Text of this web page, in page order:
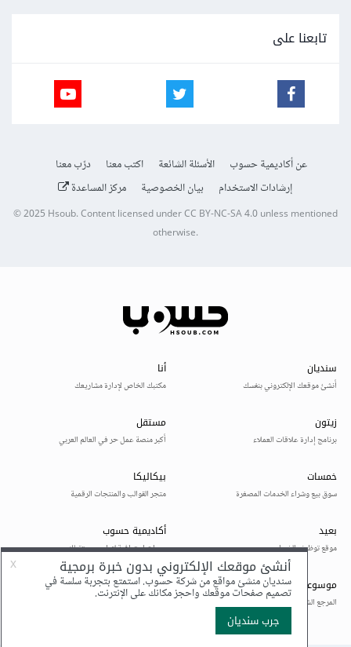
تابعنا على
عن أكاديمية حسوب الأسئلة الشائعة اكتب معنا
درّب معنا
إرشادات الاستخدام
بيان الخصوصية مركز المساعدة
© 2025Hsoub.Content licensed underCC BY-NC-SA 4.0unless mentioned
otherwise.